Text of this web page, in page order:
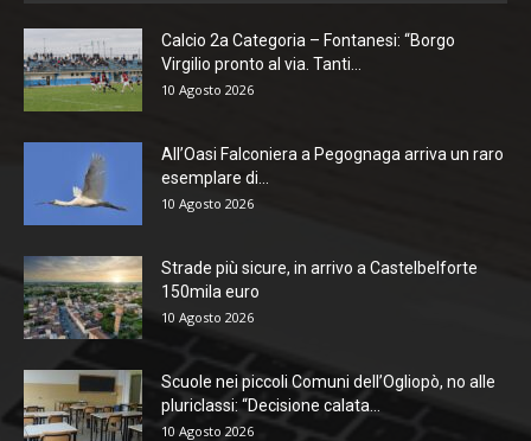
Calcio 2a Categoria – Fontanesi: “Borgo
Virgilio pronto al via. Tanti...
10 Agosto 2026
All’Oasi Falconiera a Pegognaga arriva un raro
esemplare di...
10 Agosto 2026
Strade più sicure, in arrivo a Castelbelforte
150mila euro
10 Agosto 2026
Scuole nei piccoli Comuni dell’Ogliopò, no alle
pluriclassi: “Decisione calata...
10 Agosto 2026